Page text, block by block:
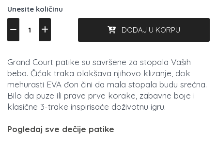
Unesite količinu
DODAJ U KORPU
Grand Court patike su savršene za stopala Vaših
beba. Čičak traka olakšava njihovo klizanje, dok
mehurasti EVA đon čini da mala stopala budu srećna.
Bilo da puze ili prave prve korake, zabavne boje i
klasične 3-trake inspirisaće doživotnu igru.
Pogledaj sve dečije patike